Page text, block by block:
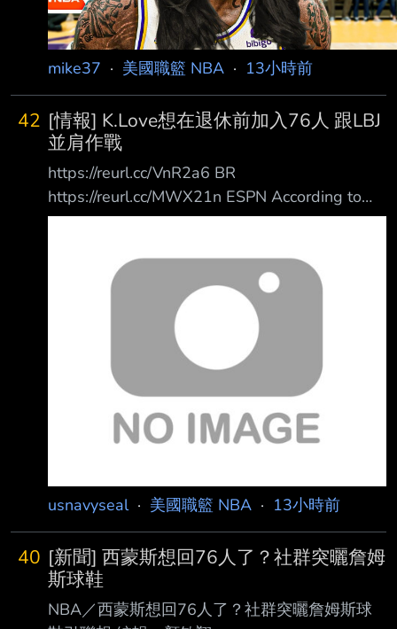
mike37 · 美國職籃 NBA · 13小時前
42 [情報] K.Love想在退休前加入76人 跟LBJ
並肩作戰
https://reurl.cc/VnR2a6 BR
https://reurl.cc/MWX21n ESPN According to
ESPN's Dave McMenamin, Love has "interest"
had contact with Philadelphia 76ers officials
despite their roster already being at the
usnavyseal· 美國職籃 NBA · 13小時前
40 [新聞] 西蒙斯想回76人了？社群突曬詹姆
斯球鞋
NBA／西蒙斯想回76人了？社群突曬詹姆斯球